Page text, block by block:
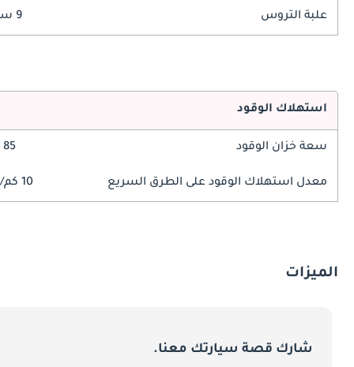
علبة التروس 9 سرعة
استهلاك الوقود
سعة خزان الوقود 85 ليتر
معدل استهلاك الوقود على الطرق السريع 10 كم/ليتر
الميزات
شارك قصة سيارتك معنا.